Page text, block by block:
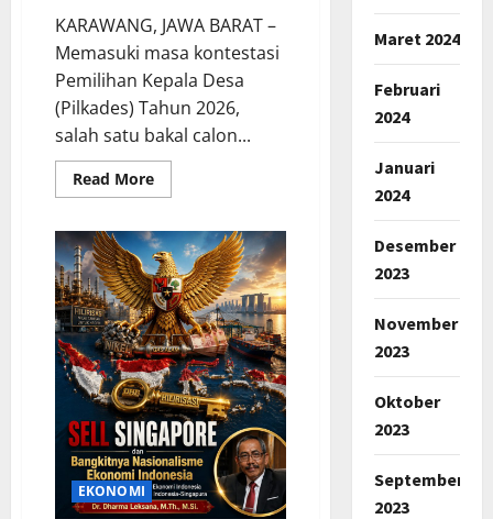
KARAWANG, JAWA BARAT –
Memasuki masa kontestasi
Pemilihan Kepala Desa
(Pilkades) Tahun 2026,
salah satu bakal calon...
Read MoreRead
more
Karawang
2026,
Bakal
Calon
Kades
Pamekaran,
Damanhuri
(Bani)
Tawarkan
Visi
Misi
:
“Desa
Maju,
Mandiri
Dan
Sejahtera”
EKONOMI
Maret 2024
Februari
2024
Januari
2024
Desember
2023
November
2023
Oktober
2023
September
2023